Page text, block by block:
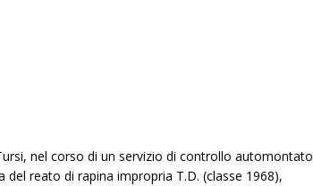
nel corso di un servizio di controllo automontato
reato di rapina impropria T.D. (classe 1968),